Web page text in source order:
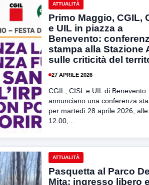
ATTUALITÀ
Primo Maggio, CGIL,
e UIL in piazza a
Benevento:
stampa alla Stazione
sulle criticità del
27 APRILE 2026
CGIL, CISL e UIL di Benevento
annunciano una conferenza
per martedì 28 aprile 2026,
12.00,...
ATTUALITÀ
Pasquetta al Parco De
Mita: ingresso libero e